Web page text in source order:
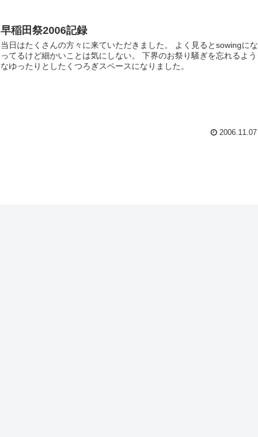
早稲田祭2006記録
当日はたくさんの方々に来ていただきました。 よく見るとsowingにな
ってるけど細かいことは気にしない。 下界のお祭り騒ぎを忘れるよう
なゆったりとしたくつろぎスペースになりました。
2006.11.07